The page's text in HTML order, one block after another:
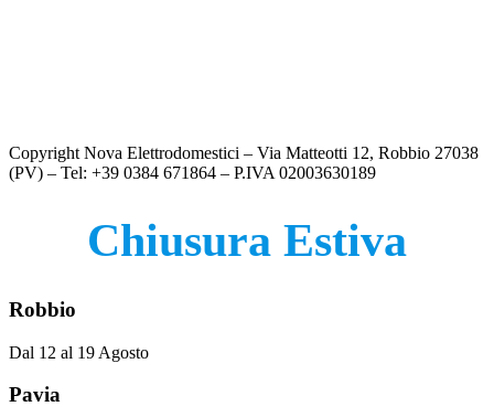
Copyright Nova Elettrodomestici – Via Matteotti 12, Robbio 27038
(PV) – Tel: +39 0384 671864 – P.IVA 02003630189
Chiusura Estiva
Robbio
Dal 12 al 19 Agosto
Pavia